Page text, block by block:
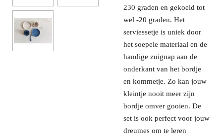
230 graden en gekoeld tot
wel -20 graden. Het
serviessetje is uniek door
het soepele materiaal en de
handige zuignap aan de
onderkant van het bordje
en kommetje. Zo kan jouw
kleintje nooit meer zijn
bordje omver gooien. De
set is ook perfect voor jouw
dreumes om te leren